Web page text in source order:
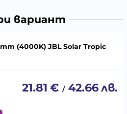
вариант
(4000K) JBL Solar Tropic
21.81 € / 42.66лв.